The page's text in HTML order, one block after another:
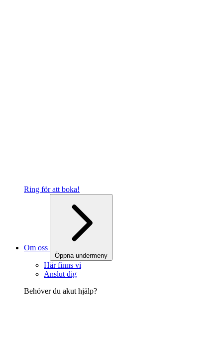
Ring för att boka!
Om oss
Öppna undermeny
Här finns vi
Anslut dig
Behöver du akut hjälp?